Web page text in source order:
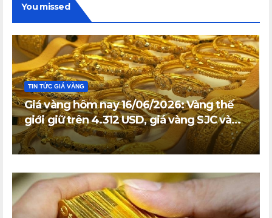
You missed
TIN TỨC GIÁ VÀNG
Giá vàng hôm nay 16/06/2026: Vàng thế
giới giữ trên 4.312 USD, giá vàng SJC và
vàng nhẫn trong nước đi ngang